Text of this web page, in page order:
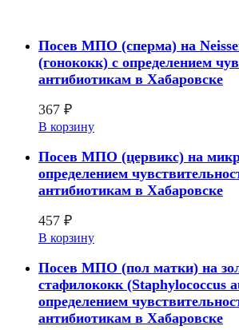
Посев МПО (сперма) на
(гонококк) с определением
антибиотикам в Хабаровске
367 ₽
В корзину
Посев МПО (цервикс) на
определением
антибиотикам в Хабаровске
457 ₽
В корзину
Посев МПО (пол матки) на
стафилококк (Staphylococcus
определением
антибиотикам в Хабаровске